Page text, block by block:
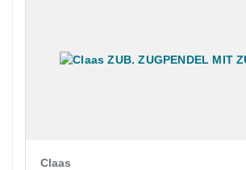
Claas